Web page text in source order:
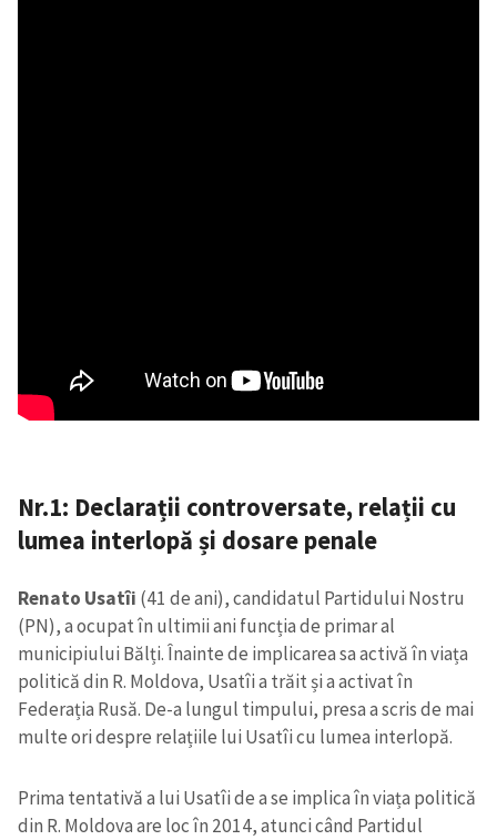
Nr.1: Declarații controversate, relații cu
lumea interlopă și dosare penale
Renato Usatîi (41 de ani), candidatul Partidului Nostru
(PN), a ocupat în ultimii ani funcția de primar al
municipiului Bălți. Înainte de implicarea sa activă în viața
politică din R. Moldova, Usatîi a trăit și a activat în
Federația Rusă. De-a lungul timpului, presa a scris de mai
multe ori despre relațiile lui Usatîi cu lumea interlopă.
Prima tentativă a lui Usatîi de a se implica în viața politică
din R. Moldova are loc în 2014, atunci când Partidul